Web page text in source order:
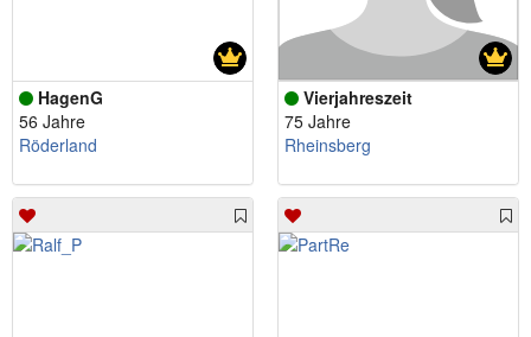
HagenG
56 Jahre
Röderland
Vierjahreszeit
75 Jahre
Rheinsberg